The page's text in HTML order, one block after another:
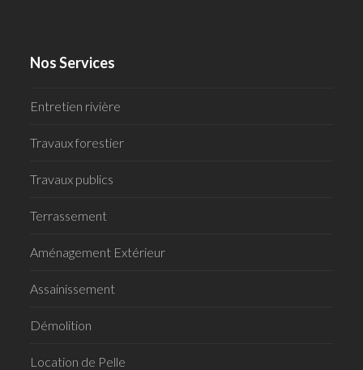
Nos Services
Entretien rivière
Travaux forestier
Travaux publics
Terrassement
Aménagement Extérieur
Assainissement
Démolition
Location de Pelle